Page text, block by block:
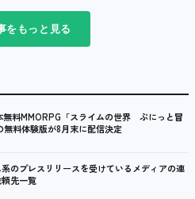
をもっと見る
無料MMORPG「スライムの世界 ぷにっと冒
料体験版が8月末に配信決定
のプレスリリースを受けているメディアの連
先一覧